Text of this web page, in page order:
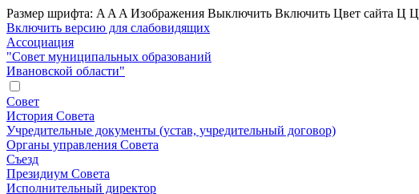
Размер шрифта: A A A Изображения Выключить Включить Цвет сайта Ц Ц
Включить версию для слабовидящих
Ассоциация
"Совет муниципальных образований
Ивановской области"
Совет
История Совета
Учредительные документы (устав, учредительный договор)
Органы управления Совета
Съезд
Президиум Совета
Исполнительный директор